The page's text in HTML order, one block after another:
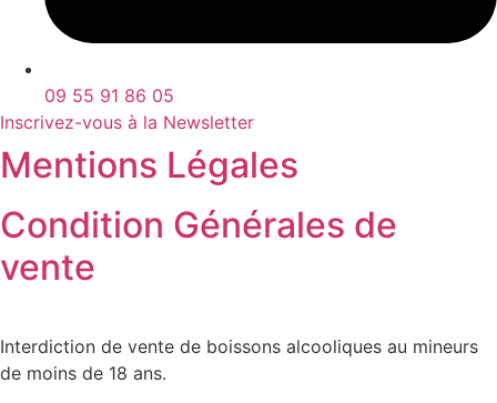
09 55 91 86 05
Inscrivez-vous à la Newsletter
Mentions Légales
Condition Générales de
vente
Interdiction de vente de boissons alcooliques au mineurs
de moins de 18 ans.